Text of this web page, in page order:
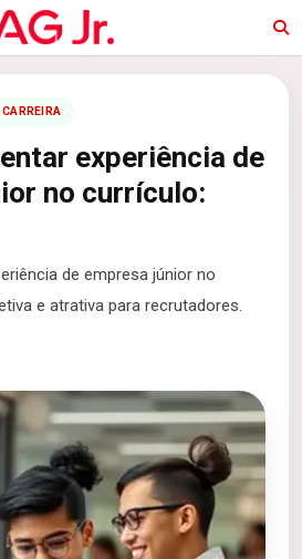
CARREIRA
experiência de
no currículo:
de empresa júnior no
e atrativa para recrutadores.